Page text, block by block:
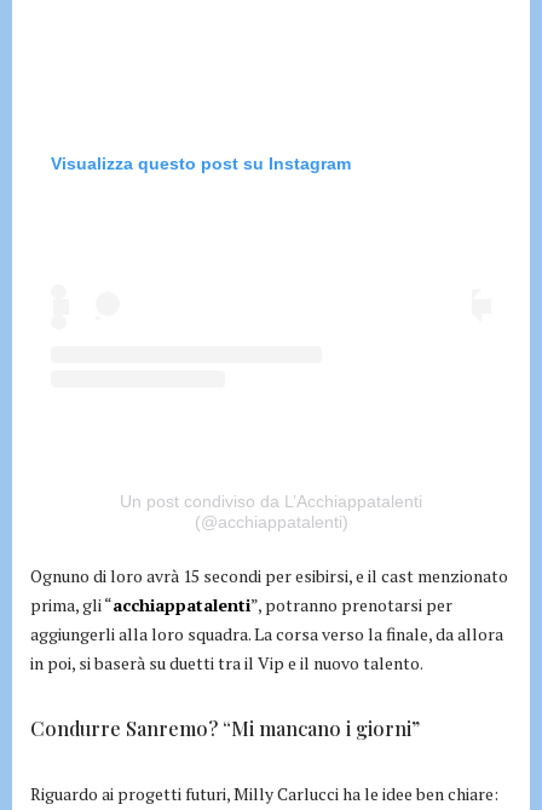
Visualizza questo post su Instagram
Un post condiviso da L’Acchiappatalenti
(@acchiappatalenti)
Ognuno di loro avrà 15 secondi per esibirsi, e il cast menzionato
prima, gli “acchiappatalenti”, potranno prenotarsi per
aggiungerli alla loro squadra. La corsa verso la finale, da allora
in poi, si baserà su duetti tra il Vip e il nuovo talento.
Condurre Sanremo? “Mi mancano i giorni”
Riguardo ai progetti futuri, Milly Carlucci ha le idee ben chiare: